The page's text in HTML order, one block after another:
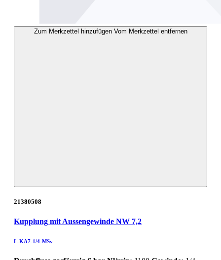
Zum Merkzettel hinzufügen Vom Merkzettel entfernen
21380508
Kupplung mit Aussengewinde NW 7,2
L-KA7-1/4-MSv